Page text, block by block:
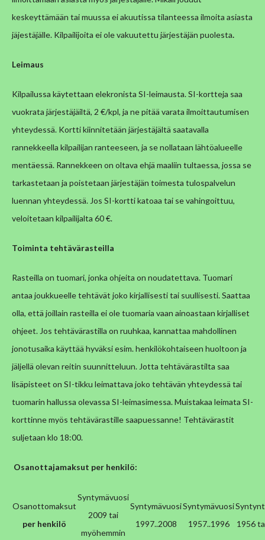
keskeyttämään tai muussa ei akuutissa tilanteessa ilmoita asiasta
jäjestäjälle. Kilpailijoita ei ole vakuutettu järjestäjän puolesta.
Leimaus
Kilpailussa käytettaan elekronista SI-leimausta. SI-kortteja saa
vuokrata järjestäjäiltä, 2 €/kpl, ja ne pitää varata ilmoittautumisen
yhteydessä. Kortti kiinnitetään järjestäjältä saatavalla
rannekkeella kilpailijan ranteeseen, ja se nollataan lähtöalueelle
mentäessä. Rannekkeen on oltava ehjä maaliin tultaessa, jossa se
tarkastetaan ja poistetaan järjestäjän toimesta tulospalvelun
luennan yhteydessä. Jos SI-kortti katoaa tai se vahingoittuu,
veloitetaan kilpailijalta 60 €.
Toiminta tehtävärasteilla
Rasteilla on tuomari, jonka ohjeita on noudatettava. Tuomari
antaa joukkueelle tehtävät joko kirjallisesti tai suullisesti. Saattaa
olla, että joillain rasteilla ei ole tuomaria vaan ainoastaan kirjalliset
ohjeet. Jos tehtävärastilla on ruuhkaa, kannattaa mahdollinen
jonotusaika käyttää hyväksi esim. henkilökohtaiseen huoltoon ja
jäljellä olevan reitin suunnitteluun. Jotta tehtävärastilta saa
lisäpisteet on SI-tikku leimattava joko tehtävän yhteydessä tai
tuomarin hallussa olevassa SI-leimasimessa. Muistakaa leimata SI-
korttinne myös tehtävärastille saapuessanne! Tehtävärastit
suljetaan klo 18:00.
Osanottajamaksut per henkilö:
Osanottomaksut
per henkilö
Syntymävuosi
2009 tai
myöhemmin
Syntymävuosi
1997..2008
Syntymävuosi
1957..1996
1956